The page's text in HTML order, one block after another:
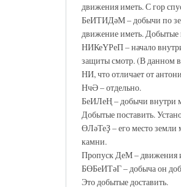
движения иметь. С гор
БеИТИДәМ – добычи по
движение иметь. Добытые
НИКеҮРеП – начало
защиты смотр. (В данном
НИ, что отличает от
НчӘ – отдельно.
БеИЛеҢ – добычи внутри
Добытые поставить.
ӨЛәТеҘ – его место земли
камни.
Пропуск ДеМ – движения
БӨБеИТәГ – добыча он
Это добытые доставить.